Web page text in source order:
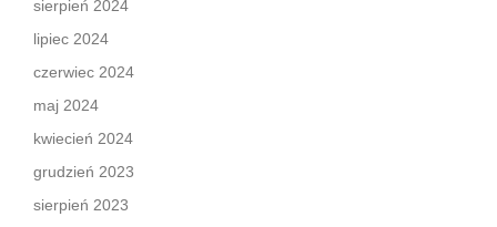
sierpień 2024
lipiec 2024
czerwiec 2024
maj 2024
kwiecień 2024
grudzień 2023
sierpień 2023